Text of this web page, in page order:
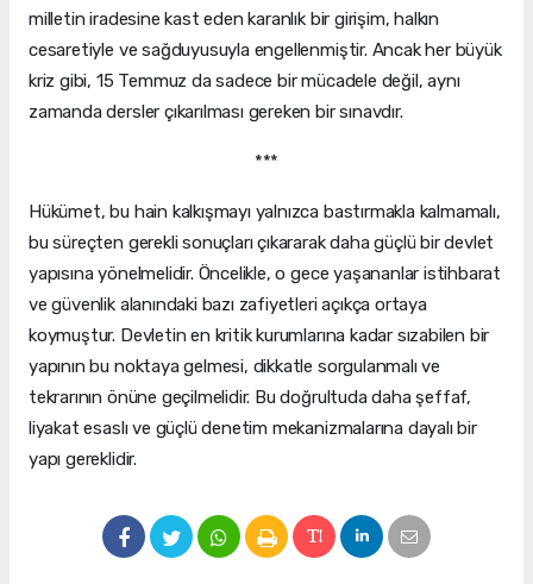
milletin iradesine kast eden karanlık bir girişim, halkın
cesaretiyle ve sağduyusuyla engellenmiştir. Ancak her büyük
kriz gibi, 15 Temmuz da sadece bir mücadele değil, aynı
zamanda dersler çıkarılması gereken bir sınavdır.
***
Hükümet, bu hain kalkışmayı yalnızca bastırmakla kalmamalı,
bu süreçten gerekli sonuçları çıkararak daha güçlü bir devlet
yapısına yönelmelidir. Öncelikle, o gece yaşananlar istihbarat
ve güvenlik alanındaki bazı zafiyetleri açıkça ortaya
koymuştur. Devletin en kritik kurumlarına kadar sızabilen bir
yapının bu noktaya gelmesi, dikkatle sorgulanmalı ve
tekrarının önüne geçilmelidir. Bu doğrultuda daha şeffaf,
liyakat esaslı ve güçlü denetim mekanizmalarına dayalı bir
yapı gereklidir.